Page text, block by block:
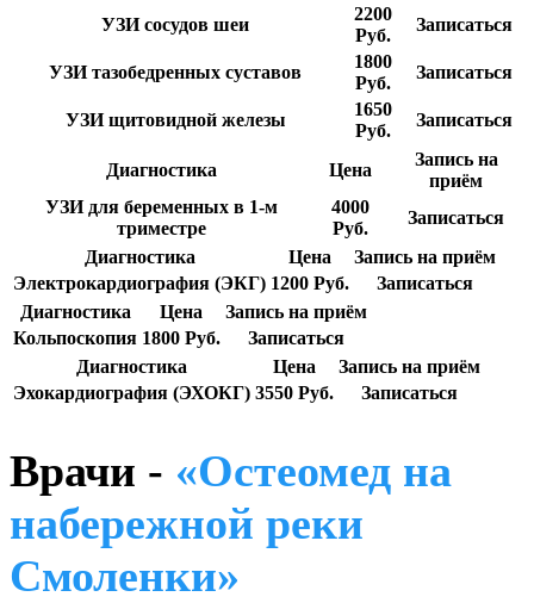
УЗИ сосудов шеи
2200
Руб.
Записаться
УЗИ тазобедренных суставов
1800
Руб.
Записаться
УЗИ щитовидной железы
1650
Руб.
Записаться
Диагностика Цена
Запись на
приём
УЗИ для беременных в 1-м
триместре
4000
Руб.
Записаться
Диагностика
Цена
Запись на приём
Электрокардиография (ЭКГ) 1200 Руб.
Записаться
Диагностика
Цена
Запись на приём
Кольпоскопия 1800 Руб.
Записаться
Диагностика
Цена
Запись на приём
Эхокардиография (ЭХОКГ) 3550 Руб. Записаться
Врачи - «Остеомед на
набережной реки
Смоленки»